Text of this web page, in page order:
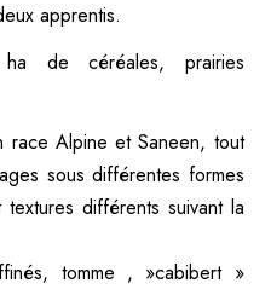
apprentis.
de céréales, prairies
Alpine et Saneen, tout
sous différentes formes
différents suivant la
tomme , »cabibert »